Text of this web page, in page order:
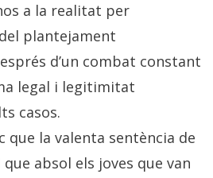
a la realitat per
plantejament
d’un combat constant
legal i legitimitat
casos.
que la valenta sentència de
que absol els joves que van